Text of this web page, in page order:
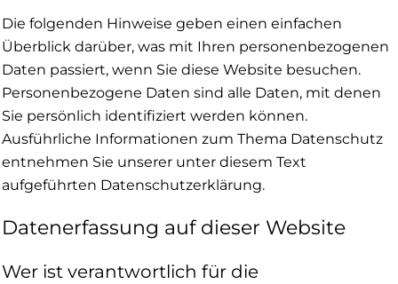
Die folgenden Hinweise geben einen einfachen
Überblick darüber, was mit Ihren personenbezogenen
Daten passiert, wenn Sie diese Website besuchen.
Personenbezogene Daten sind alle Daten, mit denen
Sie persönlich identifiziert werden können.
Ausführliche Informationen zum Thema Datenschutz
entnehmen Sie unserer unter diesem Text
aufgeführten Datenschutzerklärung.
Datenerfassung auf dieser Website
Wer ist verantwortlich für die